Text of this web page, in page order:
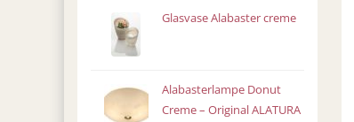
Glasvase Alabaster creme
Alabasterlampe Donut
Creme – Original ALATURA